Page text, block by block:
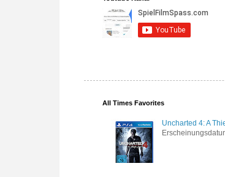
All Times Favorites
Uncharted 4: A